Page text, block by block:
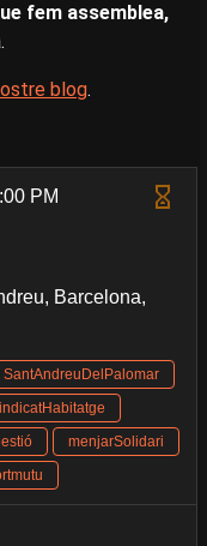
fem assemblea,
blog.
PM
Barcelona,
SantAndreuDelPalomar
menjarSolidari